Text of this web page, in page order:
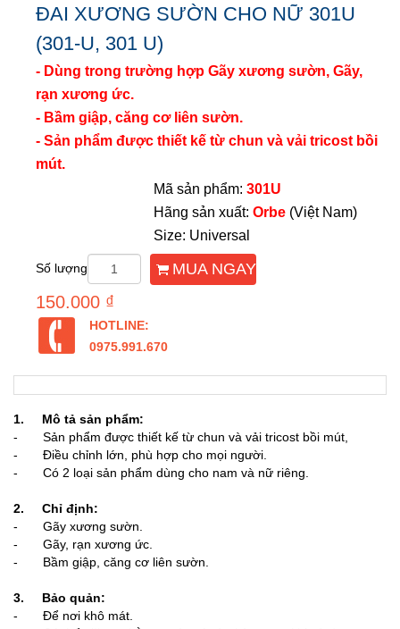
ĐAI XƯƠNG SƯỜN CHO NỮ 301U
(301-U, 301 U)
- Dùng trong trường hợp Gãy xương sườn, Gãy,
rạn xương ức.
- Bầm giập, căng cơ liên sườn.
- Sản phẩm được thiết kế từ chun và vải tricost bồi
mút.
Mã sản phẩm: 301U
Hãng sản xuất: Orbe (Việt Nam)
Size: Universal
Số lượng MUA NGAY
150.000 ₫
HOTLINE:
0975.991.670
1. Mô tả sản phẩm:
- Sản phẩm được thiết kế từ chun và vải tricost bồi mút,
- Điều chỉnh lớn, phù hợp cho mọi người.
- Có 2 loại sản phẩm dùng cho nam và nữ riêng.
2. Chỉ định:
- Gãy xương sườn.
- Gãy, rạn xương ức.
- Bầm giập, căng cơ liên sườn.
3. Bảo quản:
- Để nơi khô mát.